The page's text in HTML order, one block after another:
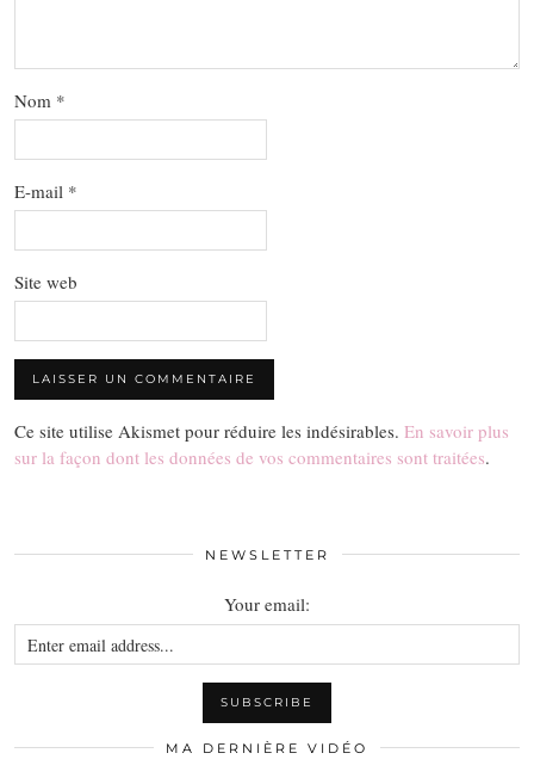
Nom *
E-mail *
Site web
Ce site utilise Akismet pour réduire les indésirables. En savoir plus
sur la façon dont les données de vos commentaires sont traitées.
NEWSLETTER
Your email:
MA DERNIÈRE VIDÉO